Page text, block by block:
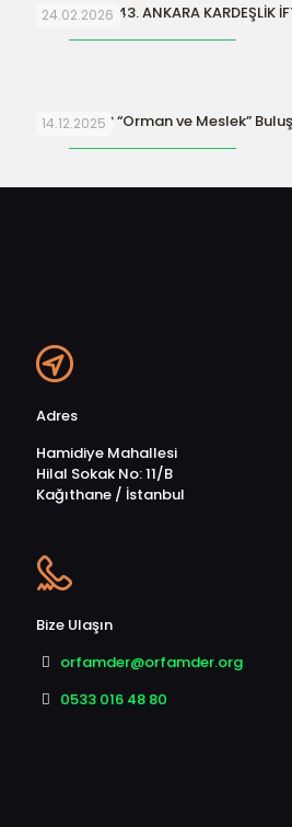
24.02.2026
ORFAMDER 43. ANKARA KARDEŞLİK
14.12.2025
ORFAMDER “Orman ve Meslek”
Adres
Hamidiye Mahallesi
Hilal Sokak No: 11/B
Kağıthane / İstanbul
Bize Ulaşın
orfamder@orfamder.org
0533 016 48 80